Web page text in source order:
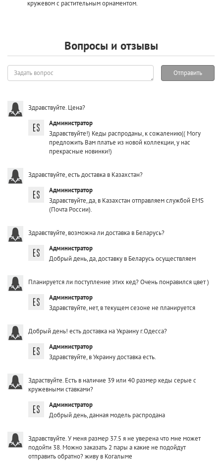
кружевом с растительным орнаментом.
Вопросы и отзывы
Задать
вопрос
Отправить
Здравствуйте. Цена?
Администратор
Здравствуйте!) Кеды распроданы, к сожалению(( Могу
предложить Вам платье из новой коллекции, у нас
прекрасные новинки!)
Здравствуйте, есть доставка в Казахстан?
Администратор
Здравствуйте, да, в Казахстан отправляем службой EMS
(Почта России).
Здравствуйте, возможна ли доставка в Беларусь?
Администратор
Добрый день, да, доставку в Беларусь осуществляем
Планируется ли поступление этих кед? Очень понравился цвет )
Администратор
Здравствуйте, нет, в текущем сезоне не планируется
Добрый день! есть доставка на Украину г.Одесса?
Администратор
Здравствуйте, в Украину доставка есть.
Здраствуйте. Есть в наличие 39 или 40 размер кеды серые с
кружевными ставками?
Администратор
Добрый день, данная модель распродана
Здравствуйте. У меня размер 37.5 я не уверена что мне может
подойти 38. Можно заказать 2 пары а какие не подойдут
отправить обратно? живу в Когалыме